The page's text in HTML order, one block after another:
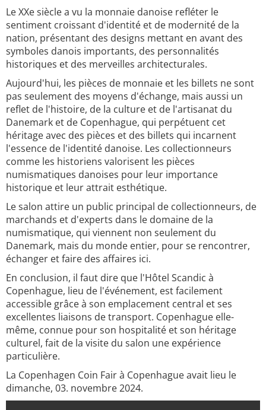
Le XXe siècle a vu la monnaie danoise refléter le
sentiment croissant d'identité et de modernité de la
nation, présentant des designs mettant en avant des
symboles danois importants, des personnalités
historiques et des merveilles architecturales.
Aujourd'hui, les pièces de monnaie et les billets ne sont
pas seulement des moyens d'échange, mais aussi un
reflet de l'histoire, de la culture et de l'artisanat du
Danemark et de Copenhague, qui perpétuent cet
héritage avec des pièces et des billets qui incarnent
l'essence de l'identité danoise. Les collectionneurs
comme les historiens valorisent les pièces
numismatiques danoises pour leur importance
historique et leur attrait esthétique.
Le salon attire un public principal de collectionneurs, de
marchands et d'experts dans le domaine de la
numismatique, qui viennent non seulement du
Danemark, mais du monde entier, pour se rencontrer,
échanger et faire des affaires ici.
En conclusion, il faut dire que l'Hôtel Scandic à
Copenhague, lieu de l'événement, est facilement
accessible grâce à son emplacement central et ses
excellentes liaisons de transport. Copenhague elle-
même, connue pour son hospitalité et son héritage
culturel, fait de la visite du salon une expérience
particulière.
La Copenhagen Coin Fair à Copenhague avait lieu le
dimanche, 03. novembre 2024.